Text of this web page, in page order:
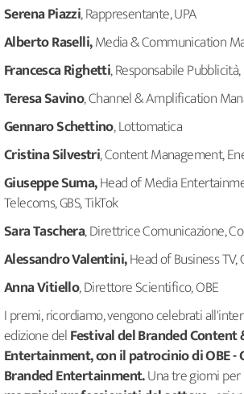
Serena Piazzi, Rappresentante, UPA
Alberto Raselli,Media & Communication
Francesca Righetti, Responsabile
Teresa Savino, Channel & Amplification
Gennaro Schettino, Lottomatica
Cristina Silvestri, Content Management,
Giuseppe Suma,Head of Media
Telecoms, GBS, TikTok
Sara Taschera, Direttrice Comunicazione,
Alessandro Valentini,Head of Business TV,
Anna Vitiello, Direttore Scientifico, OBE
I premi, ricordiamo, vengono celebrati
edizione delFestival del Branded Content
Entertainment, con il patrocinio di OBE -
Branded Entertainment.Una tre giorni per